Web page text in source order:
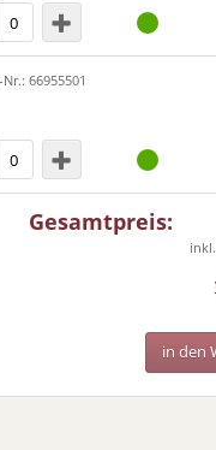
66955501
Gesamtpreis:
in den